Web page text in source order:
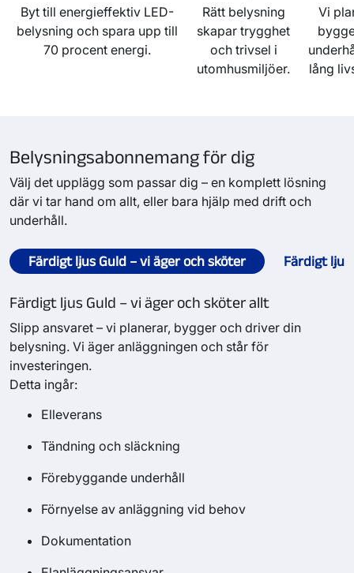
Byt till energieffektiv LED-
belysning och spara upp till
70 procent energi.
Rätt belysning
skapar trygghet
och trivsel i
utomhusmiljöer.
Vi
lång
Belysningsabonnemang för dig
Välj det upplägg som passar dig – en komplett lösning
där vi tar hand om allt, eller bara hjälp med drift och
underhåll.
Färdigt ljus Guld – vi äger och sköter Färdigt ljus
Färdigt ljus Guld – vi äger och sköter allt
Slipp ansvaret – vi planerar, bygger och driver din
belysning. Vi äger anläggningen och står för
investeringen.
Detta ingår:
Elleverans
Tändning och släckning
Förebyggande underhåll
Förnyelse av anläggning vid behov
Dokumentation